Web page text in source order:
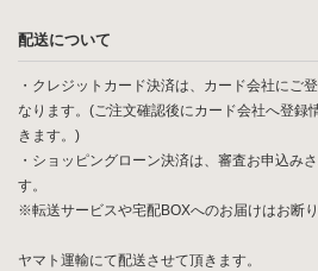
配送について
・クレジットカード決済は、カード会社にご
なります。(ご注文確認後にカード会社へ登録
きます。)
・ショッピングローン決済は、審査お申込み
す。
※転送サービスや宅配BOXへのお届けはお断り
ヤマト運輸にて配送させて頂きます。